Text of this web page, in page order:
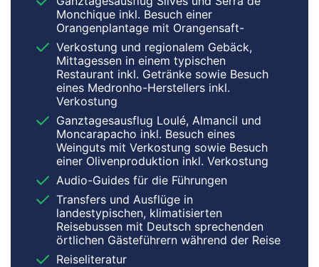
Monchique inkl. Besuch einer
Orangenplantage mit Orangensaft-
Verkostung und regionalem Gebäck,
Mittagessen in einem typischen
Restaurant inkl. Getränke sowie Besuch
eines Medronho-Herstellers inkl.
Verkostung
Ganztagesausflug Loulé, Almancil und
Moncarapacho inkl. Besuch eines
Weinguts mit Verkostung sowie Besuch
einer Olivenproduktion inkl. Verkostung
Audio-Guides für die Führungen
Transfers und Ausflüge in
landestypischen, klimatisierten
Reisebussen mit Deutsch sprechenden
örtlichen Gästeführern während der Reise
Reiseliteratur